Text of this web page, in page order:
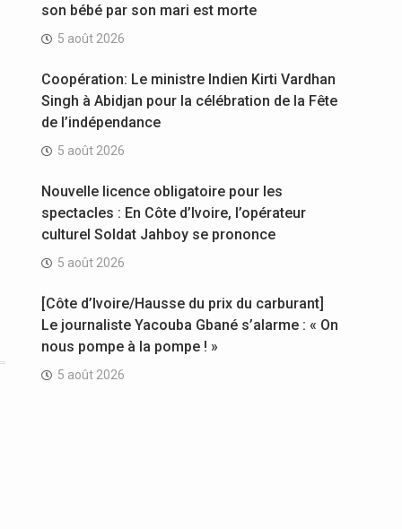
son bébé par son mari est morte
5 août 2026
Coopération: Le ministre Indien Kirti Vardhan
Singh à Abidjan pour la célébration de la Fête
de l’indépendance
5 août 2026
Nouvelle licence obligatoire pour les
spectacles : En Côte d’Ivoire, l’opérateur
culturel Soldat Jahboy se prononce
5 août 2026
[Côte d’Ivoire/Hausse du prix du carburant]
Le journaliste Yacouba Gbané s’alarme : « On
nous pompe à la pompe ! »
5 août 2026